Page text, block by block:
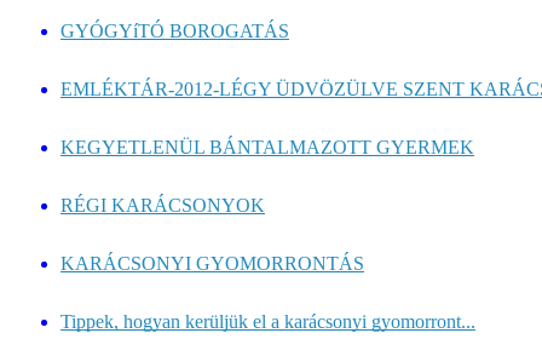
GYÓGYíTÓ BOROGATÁS
EMLÉKTÁR-2012-LÉGY ÜDVÖZÜLVE SZENT
KEGYETLENÜL BÁNTALMAZOTT GYERMEK
RÉGI KARÁCSONYOK
KARÁCSONYI GYOMORRONTÁS
Tippek, hogyan kerüljük el a karácsonyi gyomorront...